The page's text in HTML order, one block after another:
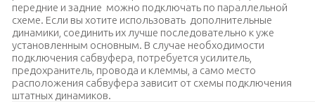
передние и задние можно подключать по параллельной
схеме. Если вы хотите использовать дополнительные
динамики, соединить их лучше последовательно к уже
установленным основным. В случае необходимости
подключения сабвуфера, потребуется усилитель,
предохранитель, провода и клеммы, а само место
расположения сабвуфера зависит от схемы подключения
штатных динамиков.